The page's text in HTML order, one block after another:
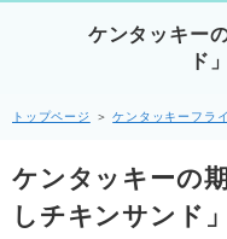
ケンタッキー
ド
トップページ ＞ケンタッキーフラ
ケンタッキーの
しチキンサンド